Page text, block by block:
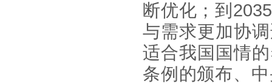
断优化；到 2035
与需求更加协
适合我国国情
条例的颁布、